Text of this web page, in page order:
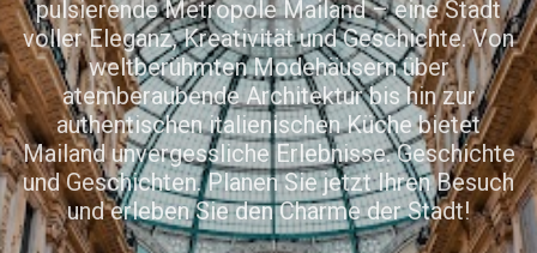
pulsierende Metropole Mailand – eine Stadt
voller Eleganz, Kreativität und Geschichte. Von
weltberühmten Modehäusern über
atemberaubende Architektur bis hin zur
authentischen italienischen Küche bietet
Mailand unvergessliche Erlebnisse. Geschichte
und Geschichten. Planen Sie jetzt Ihren Besuch
und erleben Sie den Charme der Stadt!